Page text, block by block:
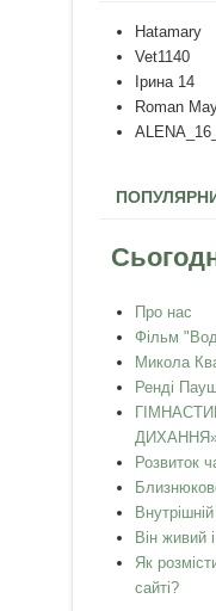
Hatamary
Vet1140
Ірина 14
Roman
Про нас
Фільм
Микола
Ренді
Розвиток
Він живий
Як
сайті?